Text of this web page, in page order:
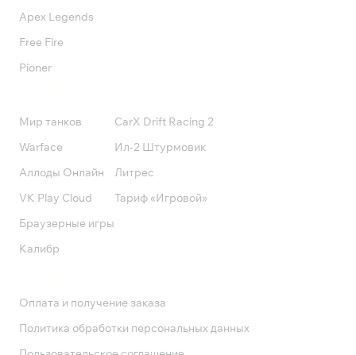
Apex Legends
Free Fire
Pioner
Мир танков
Warface
Аллоды Онлайн
VK Play Cloud
Браузерные игры
Калибр
CarX Drift Racing 2
Ил-2 Штурмовик
Литрес
Тариф «Игровой»
Оплата и получение заказа
Политика обработки персональных данных